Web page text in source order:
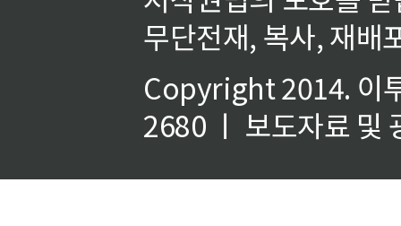
무단전재, 복사, 재배
Copyright 2014. 이
2680 ㅣ 보도자료